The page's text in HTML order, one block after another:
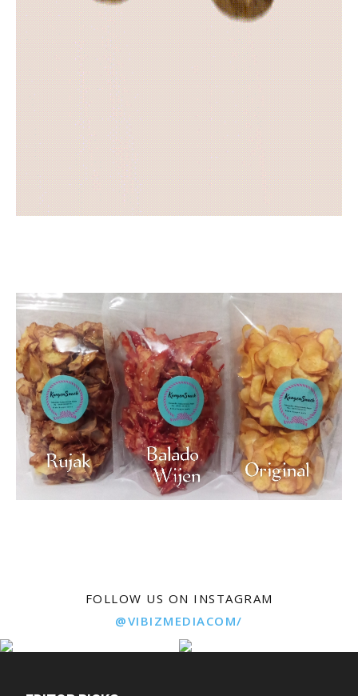
FOLLOW US ON INSTAGRAM
@VIBIZMEDIACOM/